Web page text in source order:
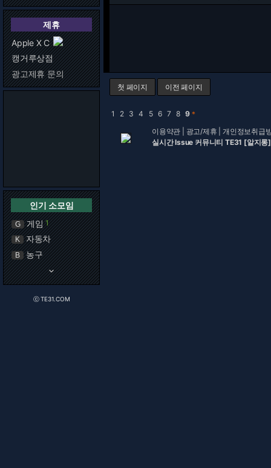
제휴
Apple X C
캥거루상점
광고제휴 문의
인기 소모임
G 게임 1
K 자동차
B 농구
keyboard_arrow_down
ⓒ TE31.COM
첫 페이지 이전 페이지
1 2 3 4 5 6 7 8 9 ＊
이용약관
광고/제휴 |개인정보취급
실시간 Issue 커뮤니티 TE31 [알지